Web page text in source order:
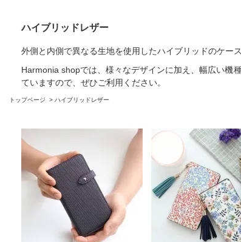
ハイブリッドレザー
外側と内側で異なる生地を使用したハイブリッドのケース
Harmonia shopでは、様々なデザインに加え、幅広い機
ていますので、ぜひご利用ください。
トップページ > ハイブリッドレザー